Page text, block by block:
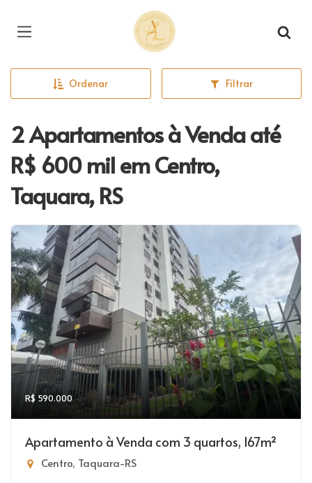
Página inicial
Ordenar Filtrar
2 Apartamentos à Venda até
R$ 600 mil em Centro,
Taquara, RS
R$ 590.000
Apartamento à Venda com 3 quartos, 167m²
Centro, Taquara-RS